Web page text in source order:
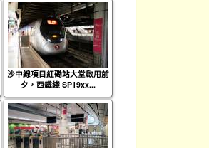
沙中線項目紅磡站大堂啟用前
夕，西鐵綫 SP19xx...